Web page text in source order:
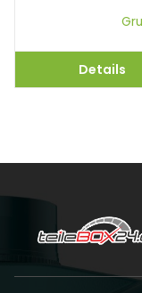
Details